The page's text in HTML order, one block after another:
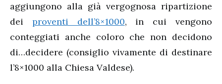
aggiungono alla già vergognosa ripartizione
dei proventi dell’8×1000, in cui vengono
conteggiati anche coloro che non decidono
di…decidere (consiglio vivamente di destinare
l’8×1000 alla Chiesa Valdese).